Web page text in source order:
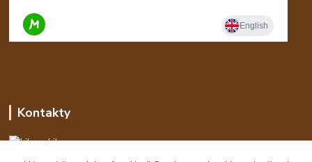
Kontakty
Libor